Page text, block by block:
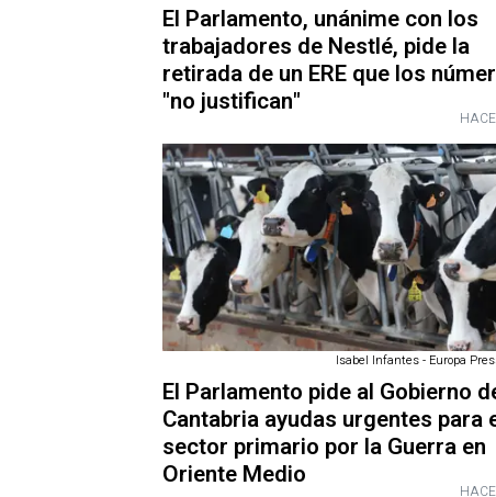
El Parlamento, unánime con los
trabajadores de Nestlé, pide la
retirada de un ERE que los
"no justifican"
Isabel Infantes - Europa
El Parlamento pide al Gobierno
Cantabria ayudas urgentes para
sector primario por la Guerra en
Oriente Medio